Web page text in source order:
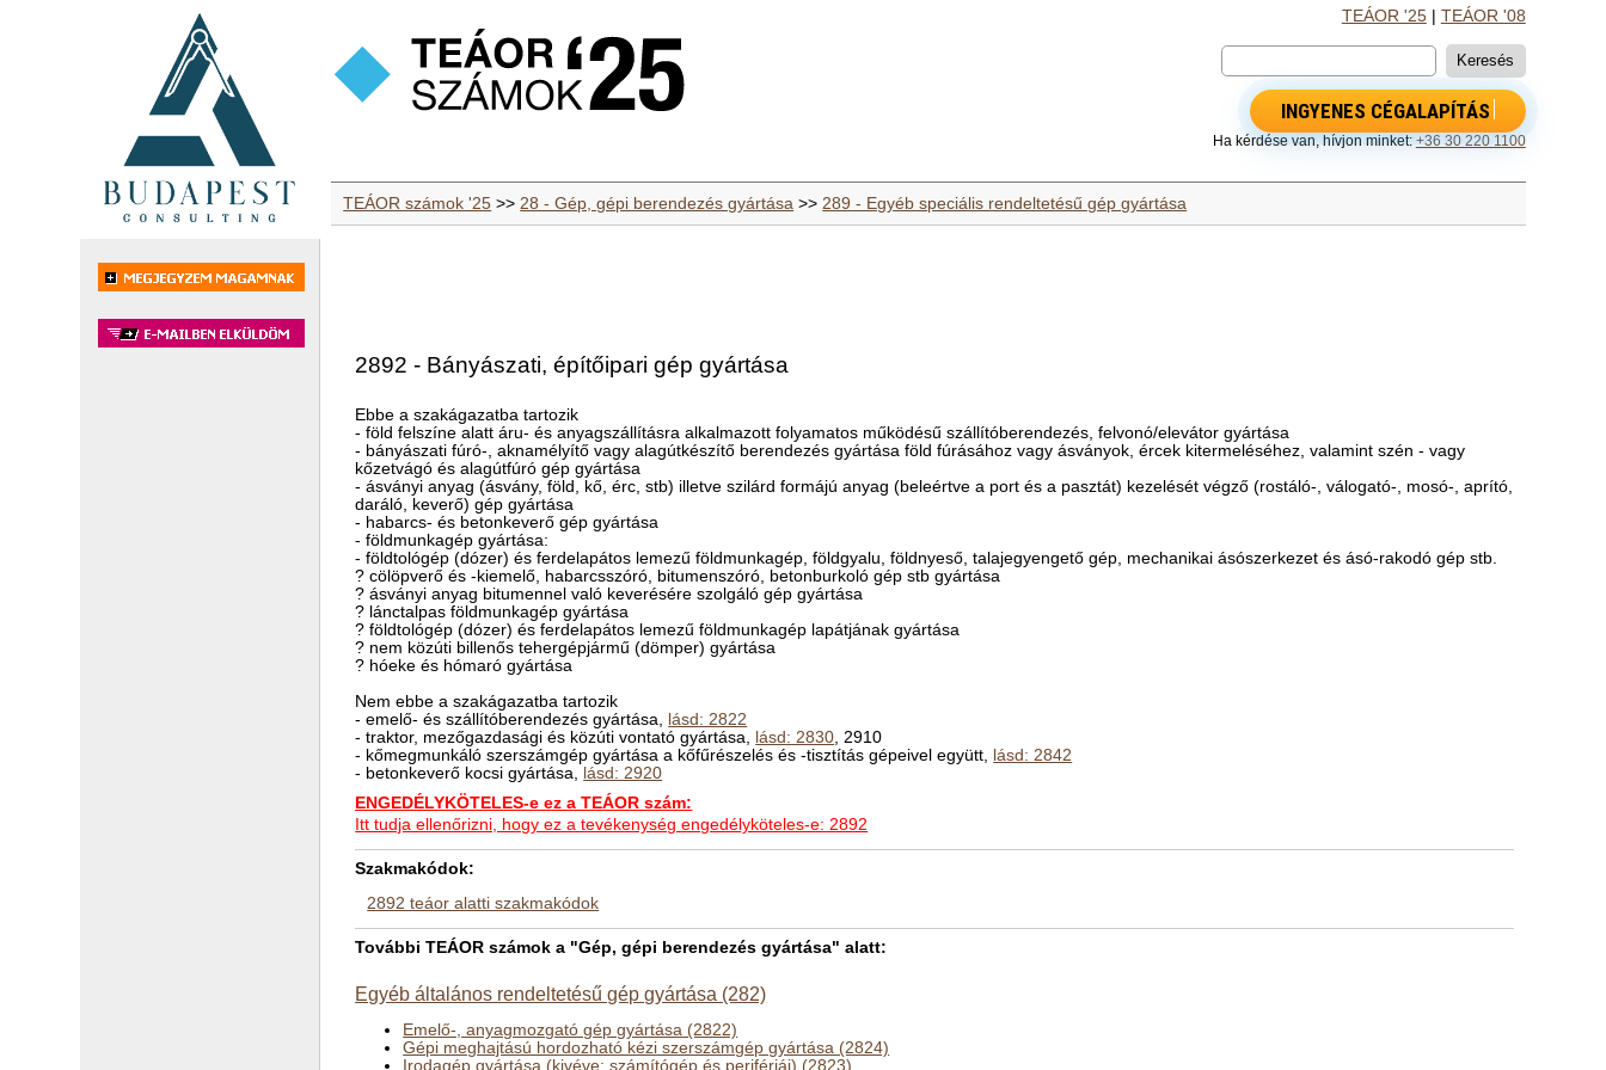
TEÁOR '25| TEÁOR '08
INGYENES CÉGALAPÍTÁS
Ha kérdése van, hívjon minket: +36 30 220 1100
TEÁOR számok '25 >>28 - Gép, gépi berendezés gyártása >>289 - Egyéb speciális rendeltetésű gép gyártása
2892 - Bányászati, építőipari gép gyártása
Ebbe a szakágazatba tartozik
- föld felszíne alatt áru- és anyagszállításra alkalmazott folyamatos működésű szállítóberendezés, felvonó/elevátor gyártása
- bányászati fúró-, aknamélyítő vagy alagútkészítő berendezés gyártása föld fúrásához vagy ásványok, ércek kitermeléséhez, valamint szén - vagy
kőzetvágó és alagútfúró gép gyártása
- ásványi anyag (ásvány, föld, kő, érc, stb) illetve szilárd formájú anyag (beleértve a port és a pasztát) kezelését végző (rostáló-, válogató-, mosó-, aprító,
daráló, keverő) gép gyártása
- habarcs- és betonkeverő gép gyártása
- földmunkagép gyártása:
- földtológép (dózer) és ferdelapátos lemezű földmunkagép, földgyalu, földnyeső, talajegyengető gép, mechanikai ásószerkezet és ásó-rakodó gép stb.
? cölöpverő és -kiemelő, habarcsszóró, bitumenszóró, betonburkoló gép stb gyártása
? ásványi anyag bitumennel való keverésére szolgáló gép gyártása
? lánctalpas földmunkagép gyártása
? földtológép (dózer) és ferdelapátos lemezű földmunkagép lapátjának gyártása
? nem közúti billenős tehergépjármű (dömper) gyártása
? hóeke és hómaró gyártása
Nem ebbe a szakágazatba tartozik
- emelő- és szállítóberendezés gyártása, lásd: 2822
- traktor, mezőgazdasági és közúti vontató gyártása, lásd: 2830 , 2910
- kőmegmunkáló szerszámgép gyártása a kőfűrészelés és -tisztítás gépeivel együtt, lásd: 2842
- betonkeverő kocsi gyártása, lásd: 2920
ENGEDÉLYKÖTELES-e ez a TEÁOR szám:
Itt tudja ellenőrizni, hogy ez a tevékenység engedélyköteles-e: 2892
Szakmakódok:
2892 teáor alatti szakmakódok
További TEÁOR számok a "Gép, gépi berendezés gyártása" alatt:
Egyéb általános rendeltetésű gép gyártása (282)
Emelő-, anyagmozgató gép gyártása (2822)
Gépi meghajtású hordozható kézi szerszámgép gyártása (2824)
Irodagép gyártása (kivéve: számítógép és perifériái) (2823)